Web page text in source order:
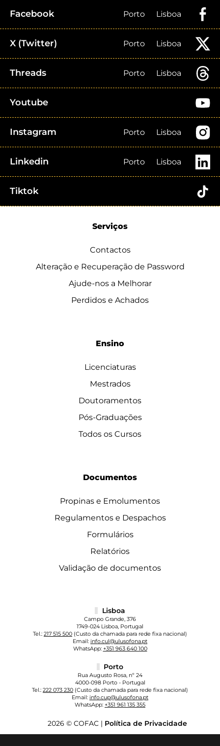
Facebook Porto Lisboa
X (Twitter) Porto Lisboa
Threads Porto Lisboa
Youtube
Instagram Porto Lisboa
Linkedin Porto Lisboa
Tiktok
Serviços
Contactos
Alteração e Recuperação de Password
Ajude-nos a Melhorar
Perdidos e Achados
Ensino
Licenciaturas
Mestrados
Doutoramentos
Pós-Graduações
Todos os Cursos
Documentos
Propinas e Emolumentos
Regulamentos e Despachos
Formulários
Relatórios
Validação de documentos
Lisboa
Campo Grande, 376
1749-024 Lisboa, Portugal
Tel.: 217 515 500 (Custo da chamada para rede fixa nacional)
Email: info.cul@ulusofona.pt
WhatsApp: +351 963 640 100
Porto
Rua Augusto Rosa, nº 24
4000-098 Porto - Portugal
Tel.: 222 073 230 (Custo da chamada para rede fixa nacional)
Email: info.cup@ulusofona.pt
WhatsApp: +351 961 135 355
2026 © COFAC | Política de Privacidade